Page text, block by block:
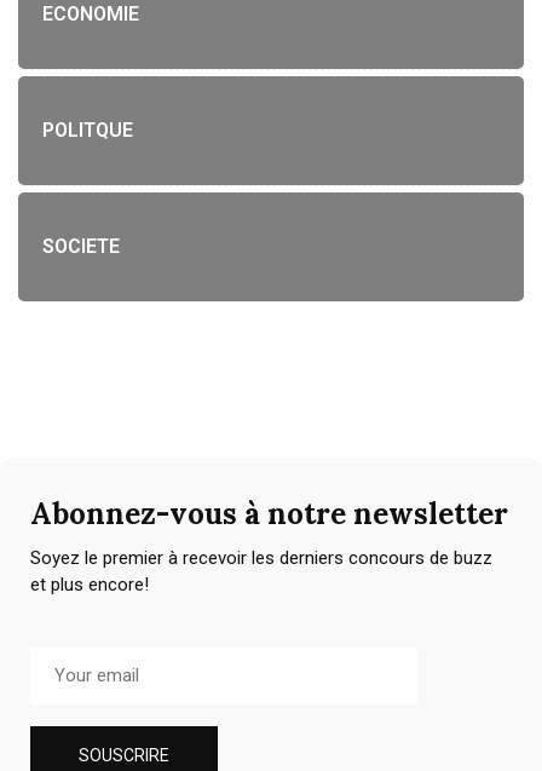
ECONOMIE
POLITQUE
SOCIETE
Abonnez-vous à notre newsletter
Soyez le premier à recevoir les derniers concours de buzz
et plus encore!